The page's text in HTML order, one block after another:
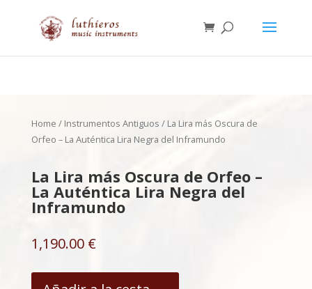
Home / Instrumentos Antiguos / La Lira más Oscura de
Orfeo – La Auténtica Lira Negra del Inframundo
La Lira más Oscura de Orfeo –
La Auténtica Lira Negra del
Inframundo
1,190.00 €